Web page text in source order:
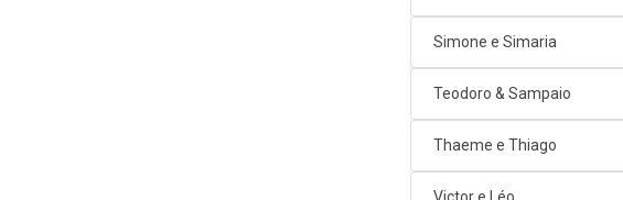
Simone e Simaria
Teodoro & Sampaio
Thaeme e Thiago